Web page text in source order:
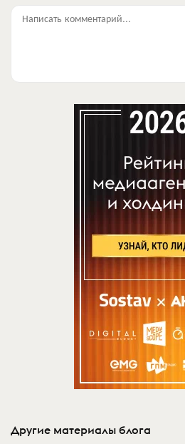
Написать комментарий...
Другие материалы блога